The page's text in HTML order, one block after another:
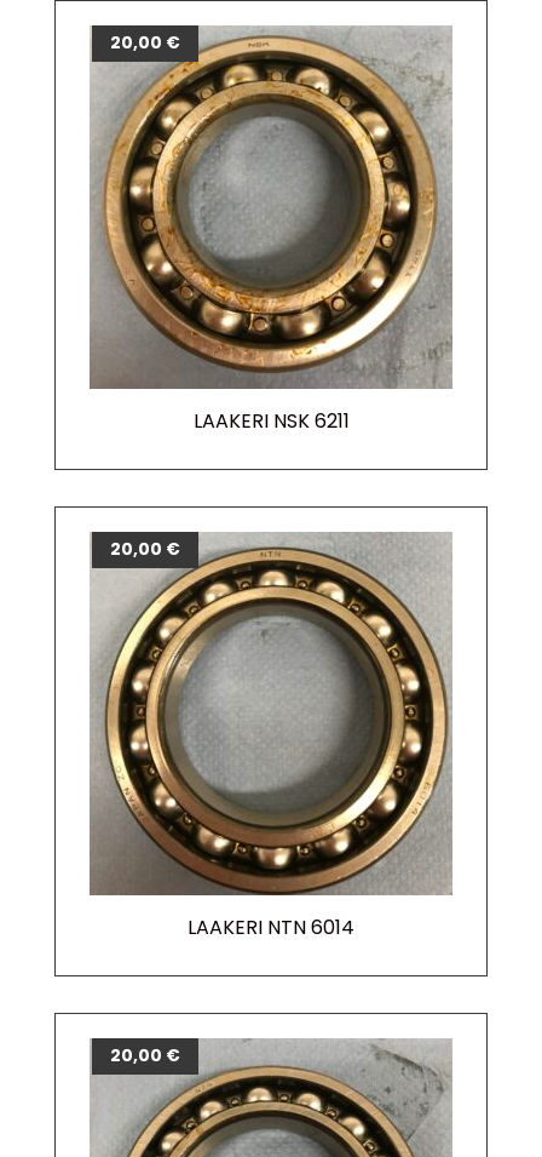
LAAKERI NSK 6211
20,00 €
LAAKERI NTN 6014
20,00 €
20,00 €